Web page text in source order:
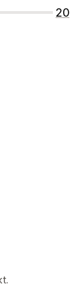
20